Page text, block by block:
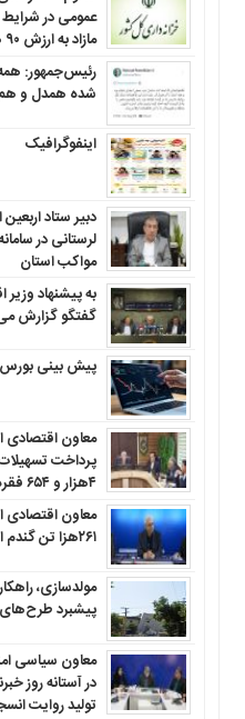
مازاد به ارزش ۹۰ هزار میلیارد تومان
رئیس‌جمهور: همه
شده همدل و
اینفوگرافیک
مواکب استان
به پیشنهاد وزیر
گفتگو گزارش
پیش بینی بورس فردا
معاون اقتصادی
پرداخت
۴هزار و ۶۵۴ فقره وام ازدواج از ابتدای سال جاری
معاون اقتصادی
۲۶۱هزا تن گندم از کشاورزان استان
مولدسازی،
پیشبرد
معاون سیاسی
در آستانه روز
تولید روایت